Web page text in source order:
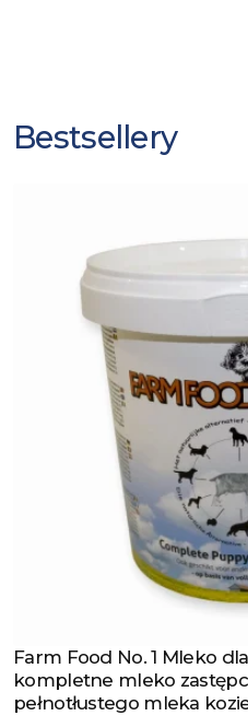
Bestsellery
Zobacz produkt
Farm Food No. 1 Mleko
kompletne mleko
pełnotłustego mleka